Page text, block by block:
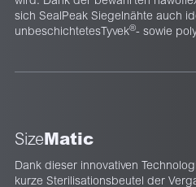
sich SealPeak Siegelnähte auch
unbeschichtetesTyvek®- sowie
SizeMatic
Dank dieser innovativen
kurze Sterilisationsbeutel der